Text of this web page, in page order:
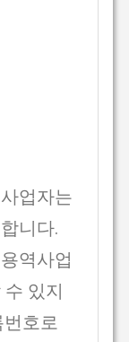
업자는
니다.
역사업
있지
호로